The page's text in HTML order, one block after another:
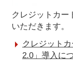
クレジットカー
いただきます。
クレジット
2.0」導入に